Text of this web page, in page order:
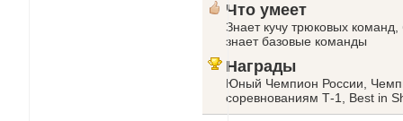
Что умеет
Знает кучу трюковых
знает базовые команды
Награды
Юный Чемпион России,
соревнованиям Т-1, Best in